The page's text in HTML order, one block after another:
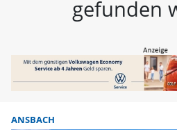
gefunden
ANSBACH